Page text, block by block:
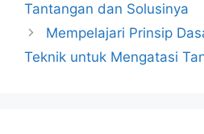
Tantangan dan Solusinya
Mempelajari Prinsip
Teknik untuk Mengatasi